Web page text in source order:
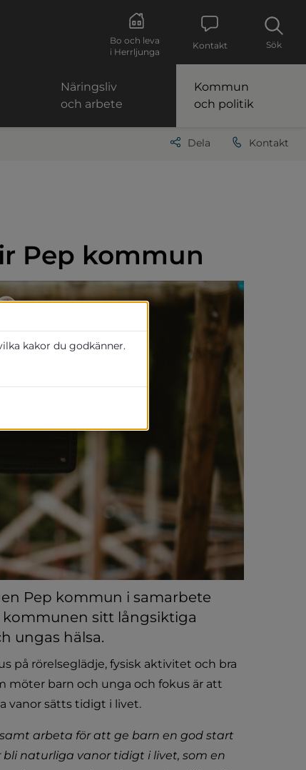
Bo och leva
i Herrljunga
Kontakt Sök
Näringsliv
och arbete
Kommun
och politik
Dela Kontakt
Pep kommun
Pep kommun i samarbete
kommunen sitt långsiktiga
ungas hälsa.
på rörelseglädje, fysisk aktivitet och bra
möter barn och unga och fokus är att
vanor sätts tidigt i livet.
arbeta för att ge barn en god start
naturliga vanor tidigt i livet, som en
kakor du godkänner.